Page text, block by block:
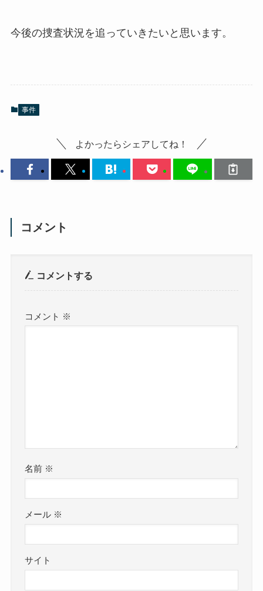
今後の捜査状況を追っていきたいと思います。
事件
よかったらシェアしてね！
コメント
コメントする
コメント ※
名前 ※
メール ※
サイト